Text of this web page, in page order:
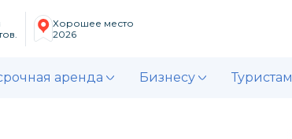
Хорошее место
2026
аренда Бизнесу Туристам